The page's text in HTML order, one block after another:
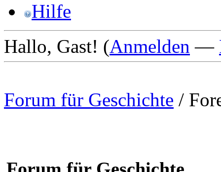
Hilfe
Hallo, Gast! (Anmelden —
Forum für Geschichte /